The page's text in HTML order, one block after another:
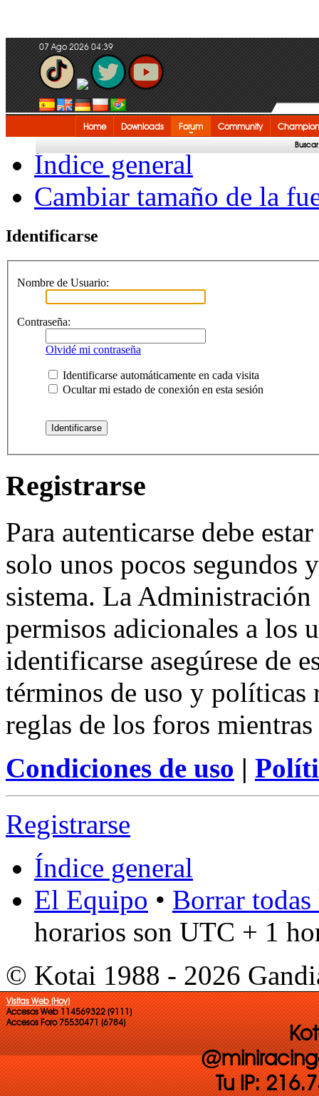
07 Ago 2026 04:39
Home Downloads Forum Community
Buscar
Índice general
Cambiar tamaño de la
Identificarse
Nombre de Usuario:
Contraseña:
Olvidé mi contraseña
Identificarse automáticamente en cada visita
Ocultar mi estado de conexión en esta sesión
Registrarse
Para autenticarse debe
solo unos pocos segundos
sistema. La
permisos adicionales a los
identificarse asegúrese de
términos de uso y políticas
reglas de los foros
Condiciones de uso |
Registrarse
Índice general
El Equipo • Borrar
horarios son UTC + 1
© Kotai 1988 - 2026
Visitas Web (Hoy)
Accesos Web 114569322 (9111)
Accesos Foro 75530471 (6784)
Tu IP: